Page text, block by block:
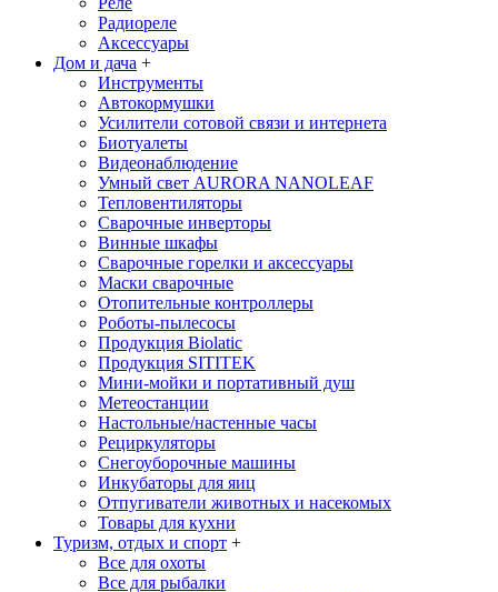
Радиореле
Аксессуары
Дом и дача +
Инструменты
Автокормушки
Усилители сотовой связи и интернета
Биотуалеты
Видеонаблюдение
Умный свет AURORA NANOLEAF
Тепловентиляторы
Сварочные инверторы
Винные шкафы
Сварочные горелки и аксессуары
Маски сварочные
Отопительные контроллеры
Роботы-пылесосы
Продукция Biolatic
Продукция SITITEK
Мини-мойки и портативный душ
Метеостанции
Настольные/настенные часы
Рециркуляторы
Снегоуборочные машины
Инкубаторы для яиц
Отпугиватели животных и насекомых
Товары для кухни
Туризм, отдых и спорт +
Все для охоты
Все для рыбалки